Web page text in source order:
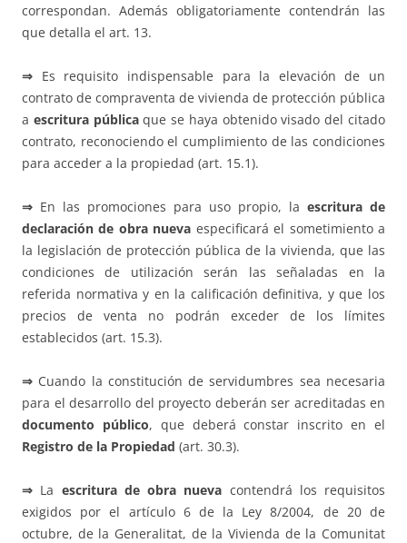
correspondan. Además obligatoriamente contendrán las
que detalla el art. 13.
⇒ Es requisito indispensable para la elevación de un
contrato de compraventa de vivienda de protección pública
a escritura públicaque se haya obtenido visado del citado
contrato, reconociendo el cumplimiento de las condiciones
para acceder a la propiedad (art. 15.1).
⇒ En las promociones para uso propio, la escritura de
declaración de obra nueva especificará el sometimiento a
la legislación de protección pública de la vivienda, que las
condiciones de utilización serán las señaladas en la
referida normativa y en la calificación definitiva, y que los
precios de venta no podrán exceder de los límites
establecidos (art. 15.3).
⇒ Cuando la constitución de servidumbres sea necesaria
para el desarrollo del proyecto deberán ser acreditadas en
documento público, que deberá constar inscrito en el
Registro de la Propiedad (art. 30.3).
⇒ La escritura de obra nueva contendrá los requisitos
exigidos por el artículo 6 de la Ley 8/2004, de 20 de
octubre, de la Generalitat, de la Vivienda de la Comunitat